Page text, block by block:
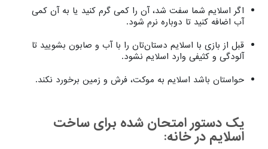
اگر اسلایم شما سفت شد، آن را کمی گرم کنید یا به آن کمی
آب اضافه کنید تا دوباره نرم شود.
قبل از بازی با اسلایم دستان‌تان را با آب و صابون بشویید تا
آلودگی و کثیفی وارد اسلایم نشود.
حواستان باشد اسلایم به موکت، فرش و زمین برخورد نکند.
یک دستور امتحان شده برای ساخت
اسلایم در خانه: